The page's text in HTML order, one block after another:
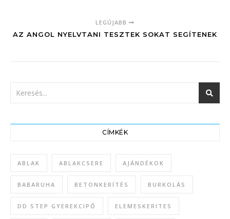
LEGÚJABB
AZ ANGOL NYELVTANI TESZTEK SOKAT SEGÍTENEK
CÍMKÉK
ABLAK ABLAKCSERE AJÁNDÉKOK
BABARUHA BETONKERÍTÉS BURKOLÁS
DD STEP GYEREKCIPŐ ELEMESKERITES